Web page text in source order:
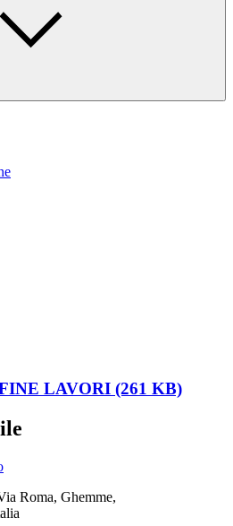
LAVORI (261 KB)
Roma, Ghemme,